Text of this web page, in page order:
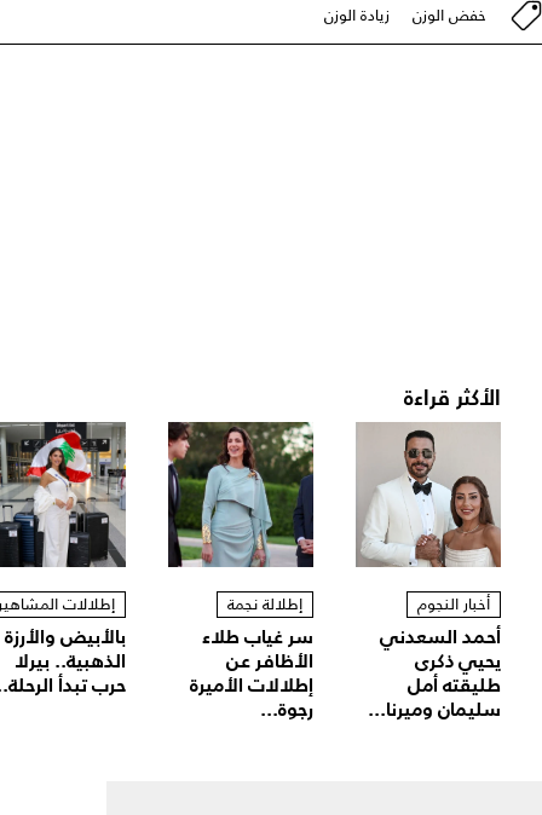
خفض الوزن زيادة الوزن
الأكثر قراءة
أخبار النجوم
أحمد السعدني
يحيي ذكرى
طليقته أمل
سليمان وميرنا...
إطلالة نجمة
سر غياب طلاء
الأظافر عن
إطلالات الأميرة
رجوة...
إطلالات
بالأبيض والأرزة
الذهبية.. بيرلا
حرب تبدأ